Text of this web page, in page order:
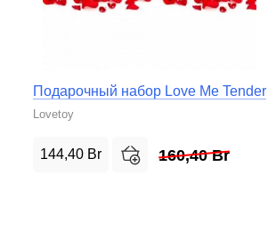
Подарочный набор Love Me Tender
Lovetoy
144,40 Br 160,40Br